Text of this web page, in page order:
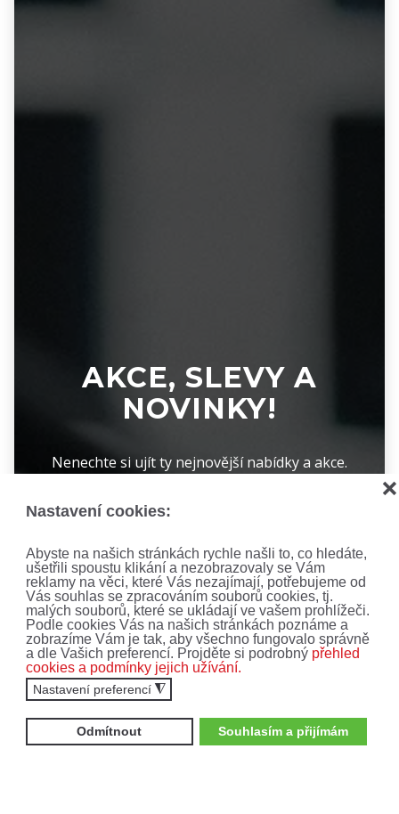
Nastavení cookies:
Abyste na našich stránkách rychle našli to, co hledáte,
ušetřili spoustu klikání a nezobrazovaly se Vám
reklamy na věci, které Vás nezajímají, potřebujeme od
Vás souhlas se zpracováním souborů cookies, tj.
malých souborů, které se ukládají ve vašem prohlížeči.
Podle cookies Vás na našich stránkách poznáme a
zobrazíme Vám je tak, aby všechno fungovalo správně
a dle Vašich preferencí. Projděte si podrobný přehled
cookies a podmínky jejich užívání.
Nastavení preferencí ◮
Odmítnout Souhlasím a přijímám
❌
AKCE, SLEVY A
NOVINKY!
Nenechte si ujít ty nejnovější nabídky a akce.
Zajímají mne:
Čtyřkolky
Motocykly
Vyplněním formuláře souhlasíte sezpracováním
osobních údajů .
ODEBÍRAT